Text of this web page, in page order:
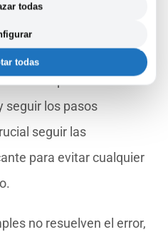
algunos usuarios han
en modelos
de instrucciones
saber si puedes
seguir los pasos
seguir las
para evitar cualquier
no resuelven el error,
todas
todas